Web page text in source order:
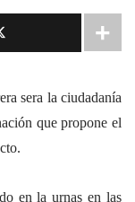
sera la ciudadanía
que propone el
en la urnas en las